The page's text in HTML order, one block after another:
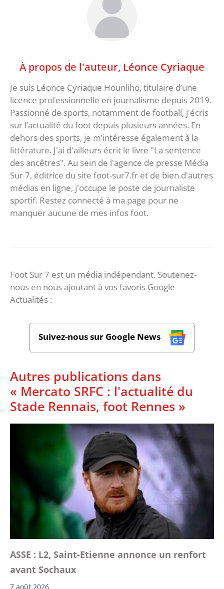
À propos de l'auteur, Léonce Cyriaque
Je suis Léonce Cyriaque Hounliho, titulaire d’une
licence professionnelle en journalisme depuis 2019.
Passionné de sports, notamment de football, j'écris
sur l’actualité du foot depuis plusieurs années. En
dehors des sports, je m’intéresse également à la
littérature. J'ai d'ailleurs écrit le livre "La sentence
des ancêtres". Au sein de l'agence de presse Média
Sur 7, éditrice du site foot-sur7.fr et de bien d'autres
médias en ligne, j'occupe le poste de journaliste
sportif. Restez connecté à ma page pour ne
manquer aucune de mes infos foot.
Foot Sur 7 est un média indépendant. Soutenez-
nous en nous ajoutant à vos favoris Google
Actualités :
Suivez-nous sur Google News
Autres publications dans
« Mercato SRFC : l'actualité du
Stade Rennais, foot Rennes »
ASSE : L2, Saint-Etienne annonce un renfort
avant Sochaux
7 août 2026